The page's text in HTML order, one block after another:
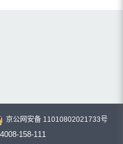
京公网安备 11010802021733号
158-111